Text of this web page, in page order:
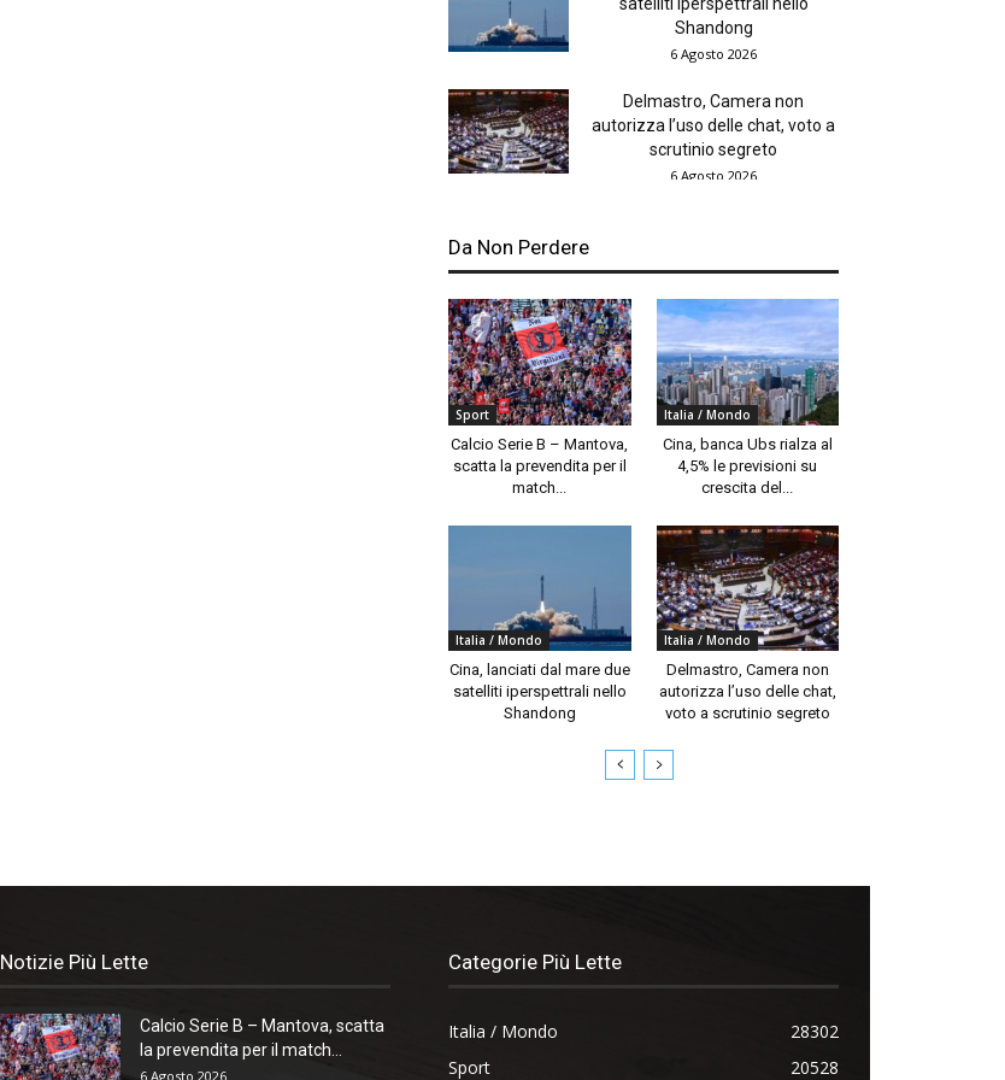
satelliti iperspettrali nello
Shandong
6 Agosto 2026
Delmastro, Camera non
autorizza l’uso delle chat, voto a
scrutinio segreto
6 Agosto 2026
Da Non Perdere
Sport
Calcio Serie B – Mantova,
scatta la prevendita per il
match...
Italia / Mondo
Cina, banca Ubs rialza al
4,5% le previsioni su
crescita del...
Italia / Mondo
Cina, lanciati dal mare due
satelliti iperspettrali nello
Shandong
Italia / Mondo
Delmastro, Camera non
autorizza l’uso delle chat,
voto a scrutinio segreto
Notizie Più Lette
Calcio Serie B – Mantova, scatta
la prevendita per il match...
6 Agosto 2026
Categorie Più Lette
Italia / Mondo
28302
Sport
20528